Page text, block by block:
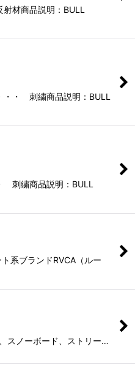
材商品説明：BULL
・・ 刺繍商品説明：BULL
刺繍商品説明：BULL
系ブランドRVCA（ルー
スノーボード、ストリー…